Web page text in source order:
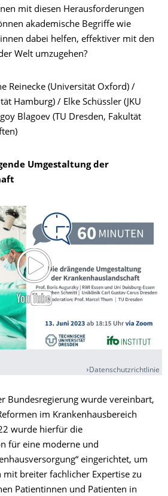
mit diesen Herausforderungen
akademische Begriffe wie
dabei helfen, effektiver mit den
Welt umzugehen?
Reinecke (Universität Oxford) /
Hamburg) / Elke Schüssler (JKU
Blagoev (TU Dresden, Fakultät
Umgestaltung der
Datenschutzrichtlinie
Bundesregierung wurde vereinbart,
im Krankenhausbereich
wurde hierfür die
für eine moderne und
eingerichtet, um
mit breiter fachlicher Expertise zu
Patientinnen und Patienten in